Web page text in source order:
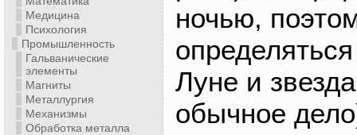
Медицина
Психология
Промышленность
Гальванические
элементы
Магниты
Металлургия
Механизмы
Обработка металла
ночью,
Луне и
обычное